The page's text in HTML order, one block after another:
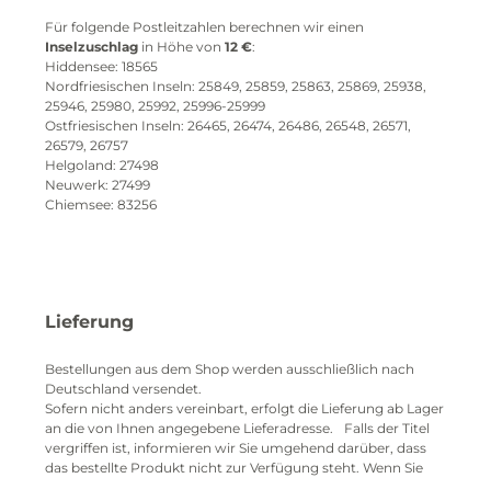
Für folgende Postleitzahlen berechnen wir einen
Inselzuschlag in Höhe von 12 €:
Hiddensee: 18565
Nordfriesischen Inseln: 25849, 25859, 25863, 25869, 25938,
25946, 25980, 25992, 25996-25999
Ostfriesischen Inseln: 26465, 26474, 26486, 26548, 26571,
26579, 26757
Helgoland: 27498
Neuwerk: 27499
Chiemsee: 83256
Lieferung
Bestellungen aus dem Shop werden ausschließlich nach
Deutschland versendet.
Sofern nicht anders vereinbart, erfolgt die Lieferung ab Lager
an die von Ihnen angegebene Lieferadresse. Falls der Titel
vergriffen ist, informieren wir Sie umgehend darüber, dass
das bestellte Produkt nicht zur Verfügung steht. Wenn Sie